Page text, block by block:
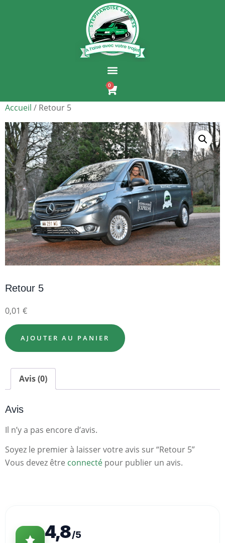
0
Accueil / Retour 5
Retour 5
0,01 €
AJOUTER AU PANIER
Avis (0)
Avis
Il n’y a pas encore d’avis.
Soyez le premier à laisser votre avis sur “Retour 5”
Vous devez être connecté pour publier un avis.
4,8/5